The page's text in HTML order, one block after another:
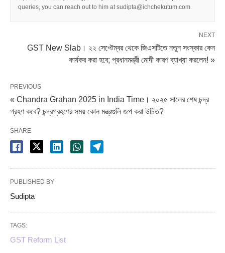
queries, you can reach out to him at sudipta@ichchekutum.com
NEXT
GST New Slab। ২২ সেপ্টেম্বর থেকে জিএসটিতে নতুন সংস্কার কেন
কার্যকর করা হবে; প্রধানমন্ত্রী মোদী কারণ ব্যাখ্যা করলেন! »
PREVIOUS
« Chandra Grahan 2025 in India Time। ২০২৫ সালের শেষ চন্দ্র
গ্রহণ কবে? চন্দ্রগ্রহণের সময় কোন মন্ত্রগুলি জপ করা উচিত?
SHARE
PUBLISHED BY
Sudipta
TAGS:
GST Reform List